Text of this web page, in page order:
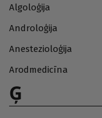
Algoloģija
Androloģija
Anestezioloģija
Arodmedicīna
Ģ